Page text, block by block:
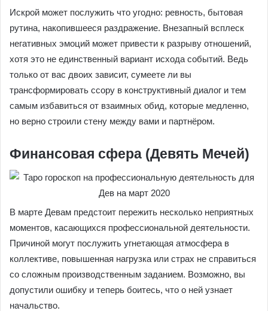
Искрой может послужить что угодно: ревность, бытовая
рутина, накопившееся раздражение. Внезапный всплеск
негативных эмоций может привести к разрыву отношений,
хотя это не единственный вариант исхода событий. Ведь
только от вас двоих зависит, сумеете ли вы
трансформировать ссору в конструктивный диалог и тем
самым избавиться от взаимных обид, которые медленно,
но верно строили стену между вами и партнёром.
Финансовая сфера (Девять Мечей)
В марте Девам предстоит пережить несколько неприятных
моментов, касающихся профессиональной деятельности.
Причиной могут послужить угнетающая атмосфера в
коллективе, повышенная нагрузка или страх не справиться
со сложным производственным заданием. Возможно, вы
допустили ошибку и теперь боитесь, что о ней узнает
начальство.